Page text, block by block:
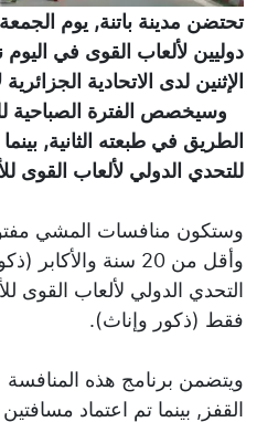
دوليين لألعاب القوى في
الإثنين لدى الاتحادية
وسيخصص الفترة الصباحية
الطريق في طبعته الثانية,
للتحدي الدولي لألعاب القوى
وأقل من 20 سنة
التحدي الدولي لألعاب القوى
فقط (ذكور وإناث).
ويتضمن برنامج هذه
القفز, بينما تم اعتماد